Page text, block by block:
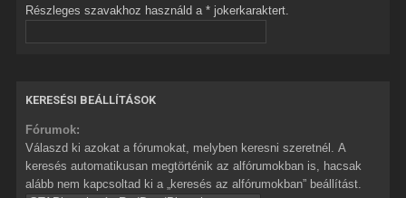
Részleges szavakhoz használd a * jokerkaraktert.
KERESÉSI BEÁLLÍTÁSOK
Fórumok:
Válaszd ki azokat a fórumokat, melyben keresni szeretnél. A
keresés automatikusan megtörténik az alfórumokban is, hacsak
alább nem kapcsoltad ki a „keresés az alfórumokban” beállítást.